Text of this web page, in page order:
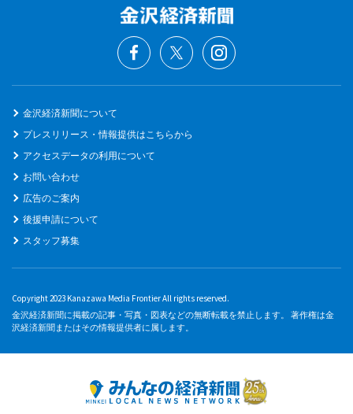
金沢経済新聞について
プレスリリース・情報提供はこちらから
アクセスデータの利用について
お問い合わせ
広告のご案内
後援申請について
スタッフ募集
Copyright 2023 Kanazawa Media Frontier All rights reserved.
金沢経済新聞に掲載の記事・写真・図表などの無断転載を禁止します。 著作権は金
沢経済新聞またはその情報提供者に属します。